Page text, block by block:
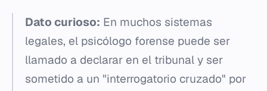
Dato curioso: En muchos sistemas
legales, el psicólogo forense puede ser
llamado a declarar en el tribunal y ser
sometido a un "interrogatorio cruzado" por